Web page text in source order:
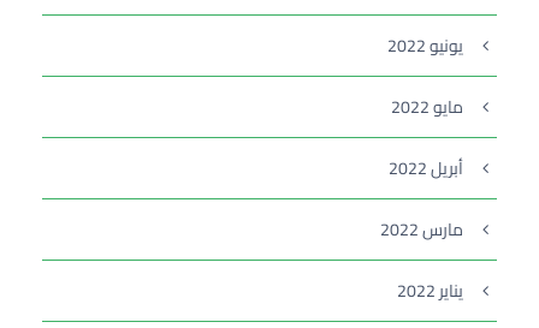
يونيو 2022
مايو 2022
أبريل 2022
مارس 2022
يناير 2022